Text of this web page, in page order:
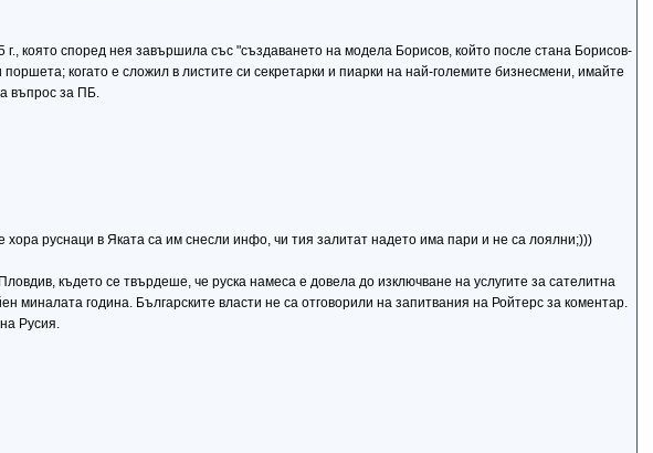
според нея завършила със "създаването на модела Борисов, който после стана Борисов-
когато е сложил в листите си секретарки и пиарки на най-големите бизнесмени, имайте
въпрос за ПБ.
руснаци в Яката са им снесли инфо, чи тия залитат надето има пари и не са лоялни;)))
където се твърдеше, че руска намеса е довела до изключване на услугите за сателитна
година. Българските власти не са отговорили на запитвания на Ройтерс за коментар.
Русия.